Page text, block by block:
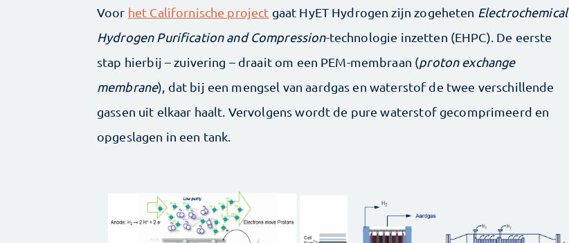
Voor het Californische project gaat HyET Hydrogen zijn zogeheten Electrochemical
Hydrogen Purification and Compression-technologie inzetten (EHPC). De eerste
stap hierbij – zuivering – draait om een PEM-membraan (proton exchange
membrane), dat bij een mengsel van aardgas en waterstof de twee verschillende
gassen uit elkaar haalt. Vervolgens wordt de pure waterstof gecomprimeerd en
opgeslagen in een tank.